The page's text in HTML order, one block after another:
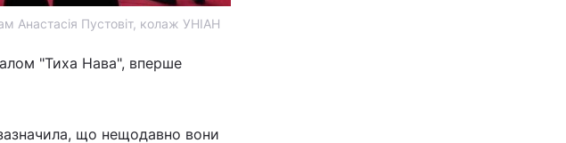
Анастасія Пустовіт, колаж УНІАН
"Тиха Нава", вперше
що нещодавно вони